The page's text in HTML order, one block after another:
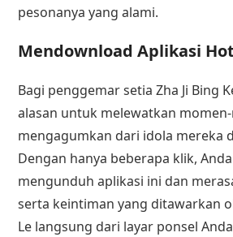
pesonanya yang alami.
Mendownload Aplikasi
Bagi penggemar setia Zha Ji Bing
alasan untuk melewatkan
mengagumkan dari idola mereka
Dengan hanya beberapa klik,
mengunduh aplikasi ini dan
serta keintiman yang ditawarkan
Le langsung dari layar ponsel